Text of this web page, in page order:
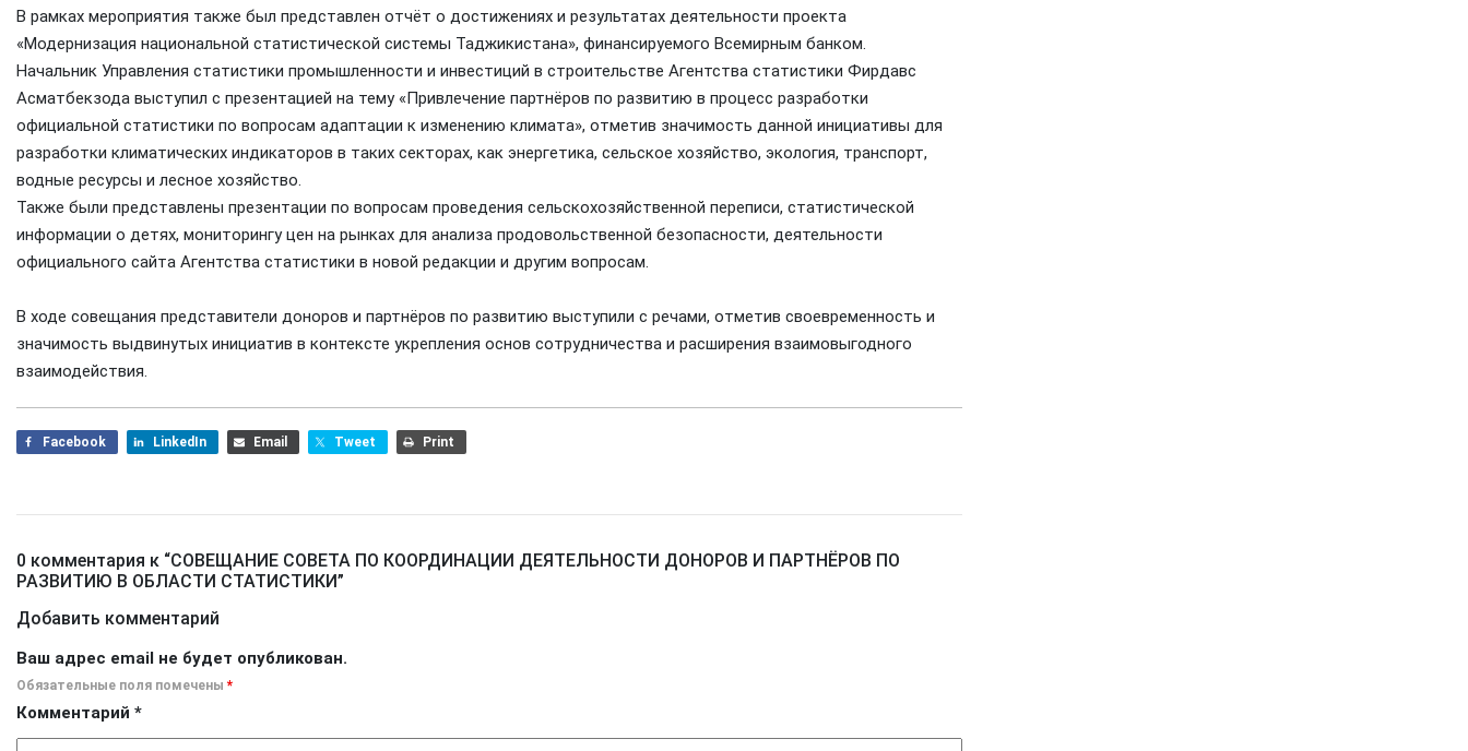
В рамках мероприятия также был представлен отчёт о достижениях и результатах деятельности проекта
«Модернизация национальной статистической системы Таджикистана», финансируемого Всемирным банком.
Начальник Управления статистики промышленности и инвестиций в строительстве Агентства статистики Фирдавс
Асматбекзода выступил с презентацией на тему «Привлечение партнёров по развитию в процесс разработки
официальной статистики по вопросам адаптации к изменению климата», отметив значимость данной инициативы для
разработки климатических индикаторов в таких секторах, как энергетика, сельское хозяйство, экология, транспорт,
водные ресурсы и лесное хозяйство.
Также были представлены презентации по вопросам проведения сельскохозяйственной переписи, статистической
информации о детях, мониторингу цен на рынках для анализа продовольственной безопасности, деятельности
официального сайта Агентства статистики в новой редакции и другим вопросам.
В ходе совещания представители доноров и партнёров по развитию выступили с речами, отметив своевременность и
значимость выдвинутых инициатив в контексте укрепления основ сотрудничества и расширения взаимовыгодного
взаимодействия.
Facebook LinkedIn Email Tweet Print
0 комментария к “СОВЕЩАНИЕ СОВЕТА ПО КООРДИНАЦИИ ДЕЯТЕЛЬНОСТИ ДОНОРОВ И ПАРТНЁРОВ ПО
РАЗВИТИЮ В ОБЛАСТИ СТАТИСТИКИ”
Добавить комментарий
Ваш адрес email не будет опубликован.
Обязательные поля помечены *
Комментарий *